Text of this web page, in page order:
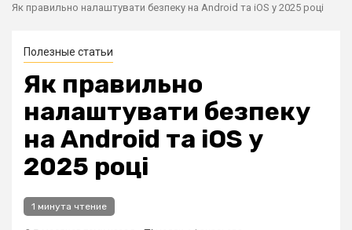
Як правильно налаштувати безпеку на Android та iOS у 2025 році
Полезные статьи
Як правильно
налаштувати безпеку
на Android та iOS у
2025 році
1 минута чтение